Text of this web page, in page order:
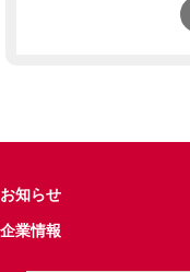
お知らせ
企業情報